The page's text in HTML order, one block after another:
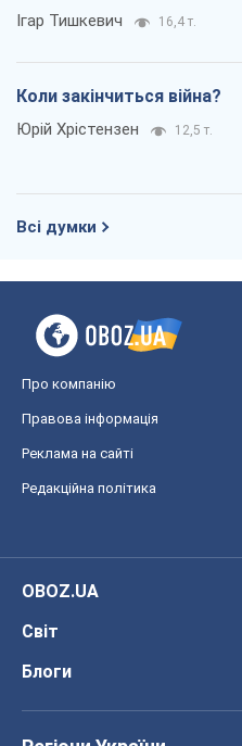
Ігар Тишкевич 16,4 т.
Коли закінчиться війна?
Юрій Хрістензен 12,5 т.
Всі думки
Про компанію
Правова інформація
Реклама на сайті
Редакційна політика
OBOZ.UA
Світ
Блоги